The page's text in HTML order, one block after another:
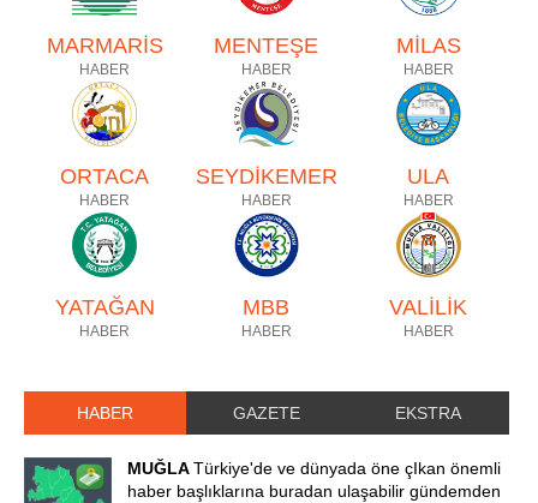
MARMARİS
HABER
MENTEŞE
HABER
MİLAS
HABER
ORTACA
HABER
SEYDİKEMER
HABER
ULA
HABER
YATAĞAN
HABER
MBB
HABER
VALİLİK
HABER
HABER GAZETE EKSTRA
MUĞLATürkiye'de ve dünyada öne çIkan önemli
haber başlıklarına buradan ulaşabilir gündemden